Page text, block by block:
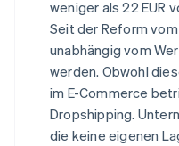
weniger als 22 EUR
Seit der Reform
unabhängig vom
werden. Obwohl
im E-Commerce
Dropshipping.
die keine eigenen